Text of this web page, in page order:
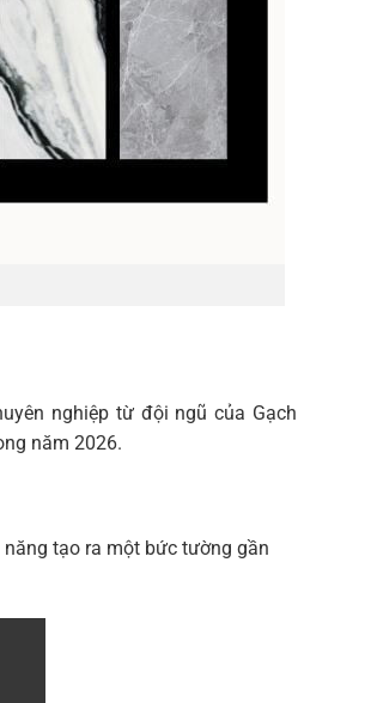
nghiệp từ đội ngũ của Gạch
năm 2026.
tạo ra một bức tường gần